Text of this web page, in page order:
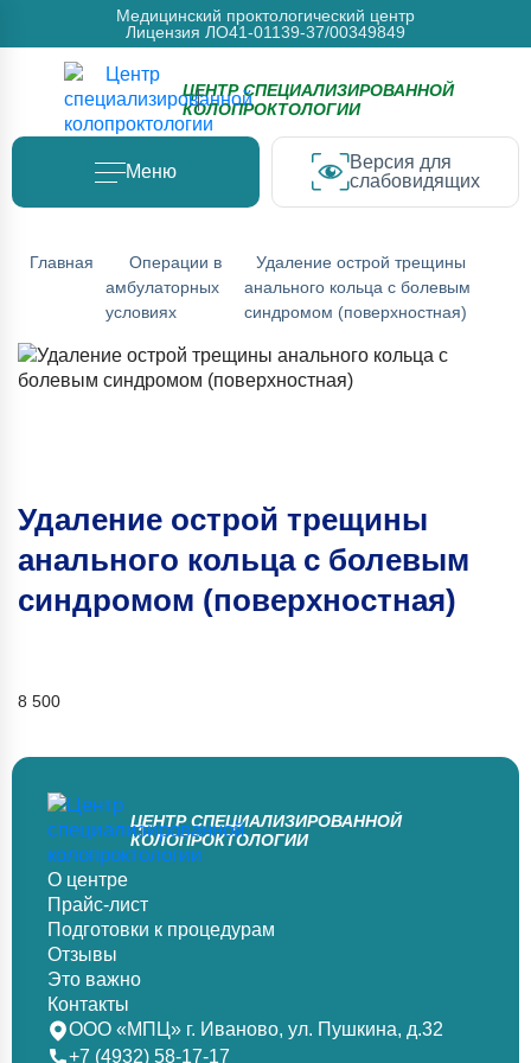
Медицинский проктологический центр
Лицензия ЛО41-01139-37/00349849
Меню
Версия для
слабовидящих
ЦЕНТР СПЕЦИАЛИЗИРОВАННОЙ
КОЛОПРОКТОЛОГИИ
Главная
Операции в
амбулаторных
условиях
Удаление острой трещины
анального кольца с болевым
синдромом (поверхностная)
Удаление острой трещины
анального кольца с болевым
синдромом (поверхностная)
8 500
ЦЕНТР СПЕЦИАЛИЗИРОВАННОЙ
КОЛОПРОКТОЛОГИИ
О центре
Прайс-лист
Подготовки к процедурам
Отзывы
Это важно
Контакты
ООО «МПЦ» г. Иваново, ул. Пушкина, д.32
+7 (4932) 58-17-17